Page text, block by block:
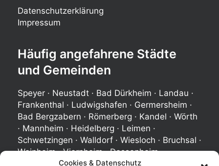
Cookies & Datenschutz
Datenschutzerklärung
Impressum
Häufig angefahrene Städte
und Gemeinden
Speyer · Neustadt · Bad Dürkheim · Landau ·
Frankenthal · Ludwigshafen · Germersheim ·
Bad Bergzabern · Römerberg · Kandel · Wörth
· Mannheim · Heidelberg · Leimen ·
Schwetzingen · Walldorf · Wiesloch · Bruchsal ·
Weinheim · Viernheim · Dossenheim